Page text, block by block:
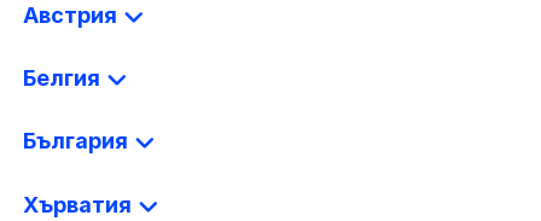
Австрия
Белгия
България
Хърватия